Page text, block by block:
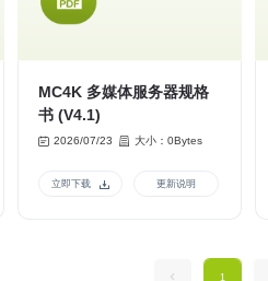
MC4K 多媒体服务器规格
书 (V4.1)
2026/07/23 大小：0Bytes
立即下载 更新说明
1